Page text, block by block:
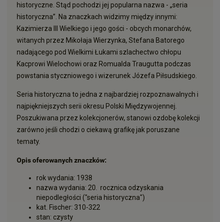
historyczne. Stąd pochodzi jej popularna nazwa - „seria
historyczna”. Na znaczkach widzimy między innymi:
Kazimierza III Wielkiego i jego gości - obcych monarchów,
witanych przez Mikołaja Wierzynka, Stefana Batorego
nadającego pod Wielkimi Łukami szlachectwo chłopu
Kacprowi Wielochowi oraz Romualda Traugutta podczas
powstania styczniowego i wizerunek Józefa Piłsudskiego.
Seria historyczna to jedna z najbardziej rozpoznawalnych i
najpiękniejszych serii okresu Polski Międzywojennej.
Poszukiwana przez kolekcjonerów, stanowi ozdobę kolekcji
zarówno jeśli chodzi o ciekawą grafikę jak poruszane
tematy.
Opis oferowanych znaczków:
rok wydania: 1938
nazwa wydania: 20. rocznica odzyskania
niepodległości ("seria historyczna")
kat. Fischer: 310-322
stan: czysty